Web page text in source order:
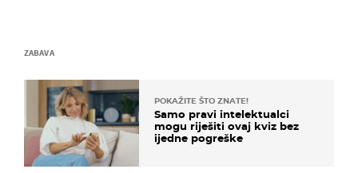
ZABAVA
POKAŽITE ŠTO ZNATE!
Samo pravi intelektualci
mogu riješiti ovaj kviz bez
ijedne pogreške